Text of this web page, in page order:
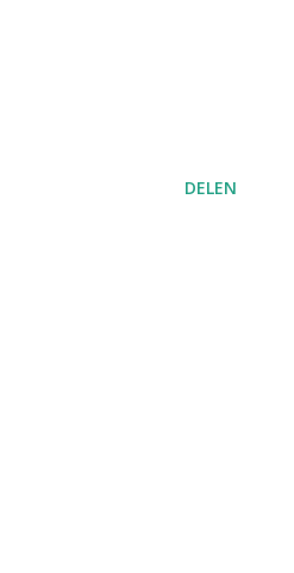
DELEN